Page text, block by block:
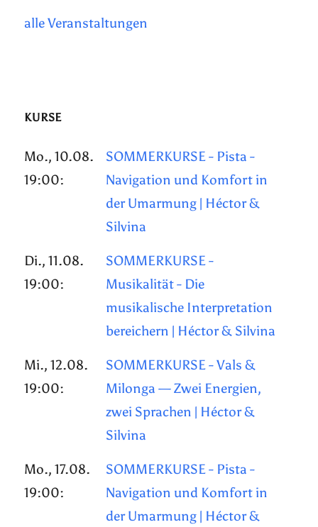
alle Veranstaltungen
KURSE
Mo., 10.08.
19:00:
SOMMERKURSE - Pista -
Navigation und Komfort in
der Umarmung | Héctor &
Silvina
Di., 11.08.
19:00:
SOMMERKURSE -
Musikalität - Die
musikalische Interpretation
bereichern | Héctor & Silvina
Mi., 12.08.
19:00:
SOMMERKURSE - Vals &
Milonga — Zwei Energien,
zwei Sprachen | Héctor &
Silvina
Mo., 17.08.
19:00:
SOMMERKURSE - Pista -
Navigation und Komfort in
der Umarmung | Héctor &